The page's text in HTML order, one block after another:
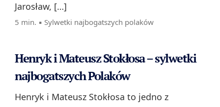
Jarosław, […]
5 min. ▪ Sylwetki najbogatszych polaków
Henryk i Mateusz Stokłosa – sylwetki
najbogatszych Polaków
Henryk i Mateusz Stokłosa to jedno z